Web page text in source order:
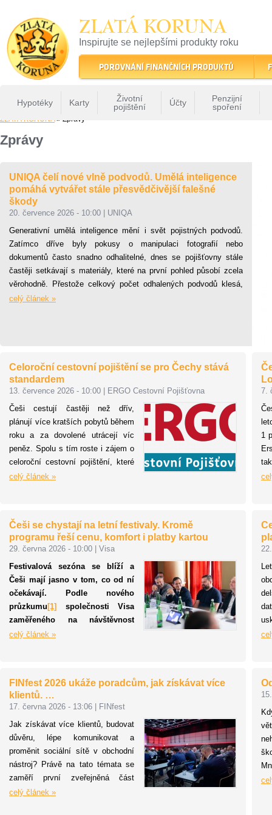
ZLATÁ KORUNA
Inspirujte se nejlepšími produkty roku
22 let tradice a kvality na finančním trhu
POROVNÁNÍ FINANČNÍCH PRODUKTŮ
Hypotéky Karty
Životní
pojištění
Účty
Penzijní
spoření
ZLATÁ KORUNA» Zprávy
Zprávy
UNIQA čelí nové vlně podvodů. Umělá inteligence
pomáhá vytvářet stále přesvědčivější falešné
škody
20. července 2026 - 10:00
UNIQA
Generativní umělá inteligence mění i svět pojistných podvodů.
Zatímco dříve byly pokusy o manipulaci fotografií nebo
dokumentů často snadno odhalitelné, dnes se pojišťovny stále
častěji setkávají s materiály, které na první pohled působí zcela
věrohodně. Přestože celkový počet odhalených podvodů klesá,
jejich sofistikovanost i finanční dopady rostou.
celý článek »
Celoroční cestovní pojištění se pro Čechy stává
standardem
13. července 2026 - 10:00
ERGO Cestovní Pojišťovna
Češi cestují častěji než dřív,
plánují více kratších pobytů během
roku a za dovolené utrácejí víc
peněz. Spolu s tím roste i zájem o
celoroční cestovní pojištění, které
bylo dosud doménou především
inovované celoroční pojištění s
názvem MultiTrip. Za pouhý rok
stoupl počet pojištěných klientů o
56 %.
celý článek »
7.
1
Češi se chystají na letní festivaly. Kromě
programu řeší cenu, komfort i platby kartou
29. června 2026 - 10:00
Visa
Festivalová sezóna se blíží a
Češi mají jasno v tom, co od ní
očekávají. Podle nového
průzkumu [1]
společnosti Visa
zaměřeného na návštěvnost
letních festivalů, festivalové
vstupenek a dobré zázemí. Stále
důležitější roli ale hraje také
celkový komfort na místě, od
hygieny a rychlého odbavení až
po možnost jednoduše zaplatit.
celý článek »
FINfest 2026 ukáže poradcům, jak získávat více
klientů. …
17. června 2026 - 13:06
FINfest
Jak získávat více klientů, budovat
důvěru, lépe komunikovat a
proměnit sociální sítě v obchodní
nástroj? Právě na tato témata se
zaměří první zveřejněná část
programu konference FINfest 2026.
celý článek »